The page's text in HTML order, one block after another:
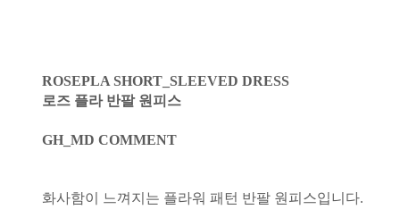
ROSEPLA SHORT_SLEEVED DRESS
로즈 플라 반팔 원피스
GH_MD COMMENT
화사함이 느껴지는 플라워 패턴 반팔 원피스입니다.